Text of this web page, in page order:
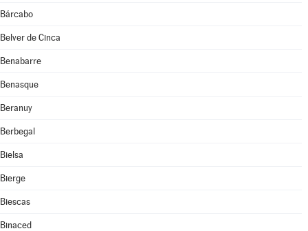
Bárcabo
Belver de Cinca
Benabarre
Benasque
Beranuy
Berbegal
Bielsa
Bierge
Biescas
Binaced